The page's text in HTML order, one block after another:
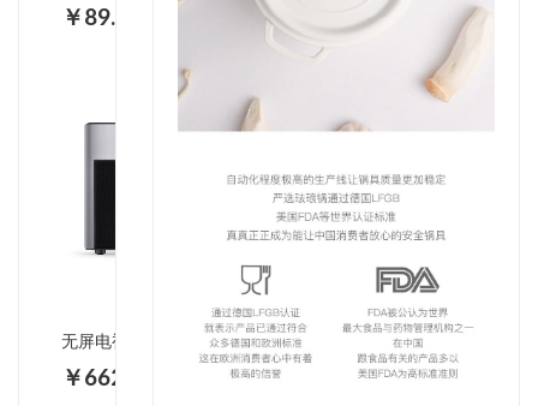
￥89.00
无屏电视N20GMZ_000464
￥6627.00